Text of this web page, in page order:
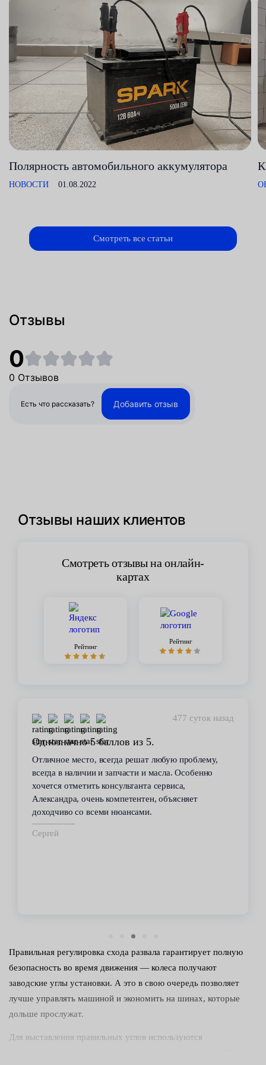
Полярность автомобильного аккумулятора
НОВОСТИ 01.08.2022
Смотреть все статьи
Отзывы
0
0 Отзывов
Есть что рассказать? Добавить отзыв
Отзывы наших клиентов
Смотреть отзывы на онлайн-
картах
Рейтинг
Рейтинг
448 суток назад
Стабильное качество
В течение 6 лет пользуюсь услугами данного
сервиса. Высокий профессионализм персонала
всегда помогал решить возникающие с
автомобилем проблемы. Все работы по
техобслуживанию проводились качественно и в
срок.
Правильная регулировка схода развала гарантирует полную
безопасность во время движения — колеса получают
заводские углы установки. А это в свою очередь позволяет
лучше управлять машиной и экономить на шинах, которые
дольше прослужат.
Для выставления правильных углов используются